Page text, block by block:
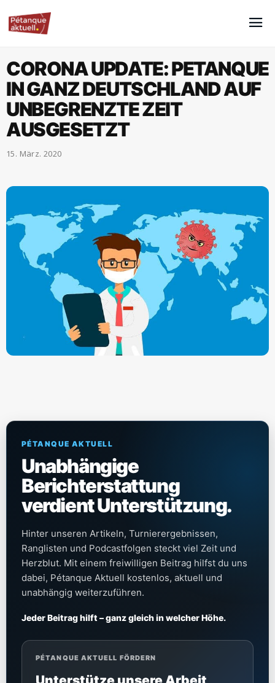
CORONA UPDATE: PETANQUE
IN GANZ DEUTSCHLAND AUF
UNBEGRENZTE ZEIT
AUSGESETZT
15. März. 2020
PÉTANQUE AKTUELL
Unabhängige
Berichterstattung
verdient Unterstützung.
Hinter unseren Artikeln, Turnierergebnissen,
Ranglisten und Podcastfolgen steckt viel Zeit und
Herzblut. Mit einem freiwilligen Beitrag hilfst du uns
dabei, Pétanque Aktuell kostenlos, aktuell und
unabhängig weiterzuführen.
Jeder Beitrag hilft – ganz gleich in welcher Höhe.
PÉTANQUE AKTUELL FÖRDERN